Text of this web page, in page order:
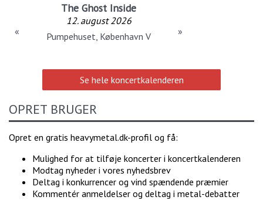
The Ghost Inside
12. august 2026
Pumpehuset, København V
« »
Se hele koncertkalenderen
OPRET BRUGER
Opret en gratis heavymetal.dk-profil og få:
Mulighed for at tilføje koncerter i koncertkalenderen
Modtag nyheder i vores nyhedsbrev
Deltag i konkurrencer og vind spændende præmier
Kommentér anmeldelser og deltag i metal-debatter